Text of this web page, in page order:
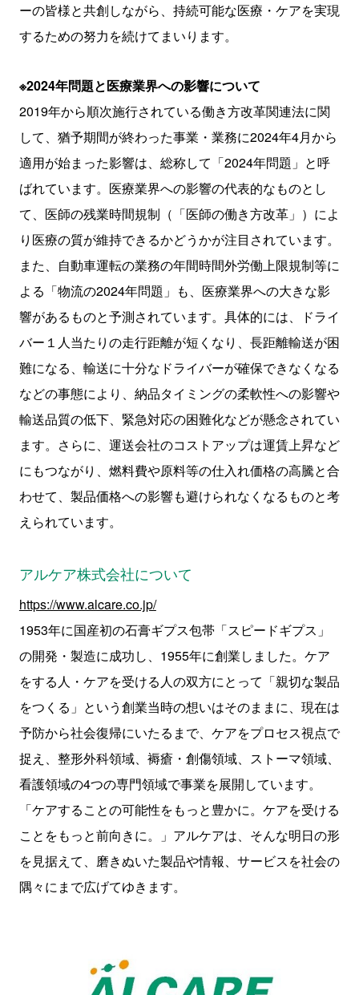
ーの皆様と共創しながら、持続可能な医療・ケアを実現
するための努力を続けてまいります。
※2024年問題と医療業界への影響について
2019年から順次施行されている働き方改革関連法に関
して、猶予期間が終わった事業・業務に2024年4月から
適用が始まった影響は、総称して「2024年問題」と呼
ばれています。医療業界への影響の代表的なものとし
て、医師の残業時間規制（「医師の働き方改革」）によ
り医療の質が維持できるかどうかが注目されています。
また、自動車運転の業務の年間時間外労働上限規制等に
よる「物流の2024年問題」も、医療業界への大きな影
響があるものと予測されています。具体的には、ドライ
バー１人当たりの走行距離が短くなり、長距離輸送が困
難になる、輸送に十分なドライバーが確保できなくなる
などの事態により、納品タイミングの柔軟性への影響や
輸送品質の低下、緊急対応の困難化などが懸念されてい
ます。さらに、運送会社のコストアップは運賃上昇など
にもつながり、燃料費や原料等の仕入れ価格の高騰と合
わせて、製品価格への影響も避けられなくなるものと考
えられています。
アルケア株式会社について
https://www.alcare.co.jp/
1953年に国産初の石膏ギプス包帯「スピードギプス」
の開発・製造に成功し、 1955年に創業しました。ケア
をする人・ケアを受ける人の双方にとって「親切な製品
をつくる」という創業当時の想いはそのままに、現在は
予防から社会復帰にいたるまで、ケアをプロセス視点で
捉え、整形外科領域、褥瘡・創傷領域、ストーマ領域、
看護領域の4つの専門領域で事業を展開しています。
「ケアすることの可能性をもっと豊かに。ケアを受ける
ことをもっと前向きに。」アルケアは、そんな明日の形
を見据えて、磨きぬいた製品や情報、サービスを社会の
隅々にまで広げてゆきます。